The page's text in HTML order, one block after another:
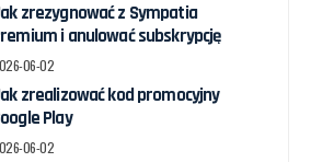
zrezygnować z Sympatia
i anulować subskrypcję
06-02
zrealizować kod promocyjny
Play
06-02